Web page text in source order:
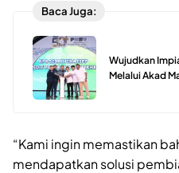
Baca Juga:
Wujudkan
Melalui Akad
“Kami ingin memastikan
mendapatkan solusi